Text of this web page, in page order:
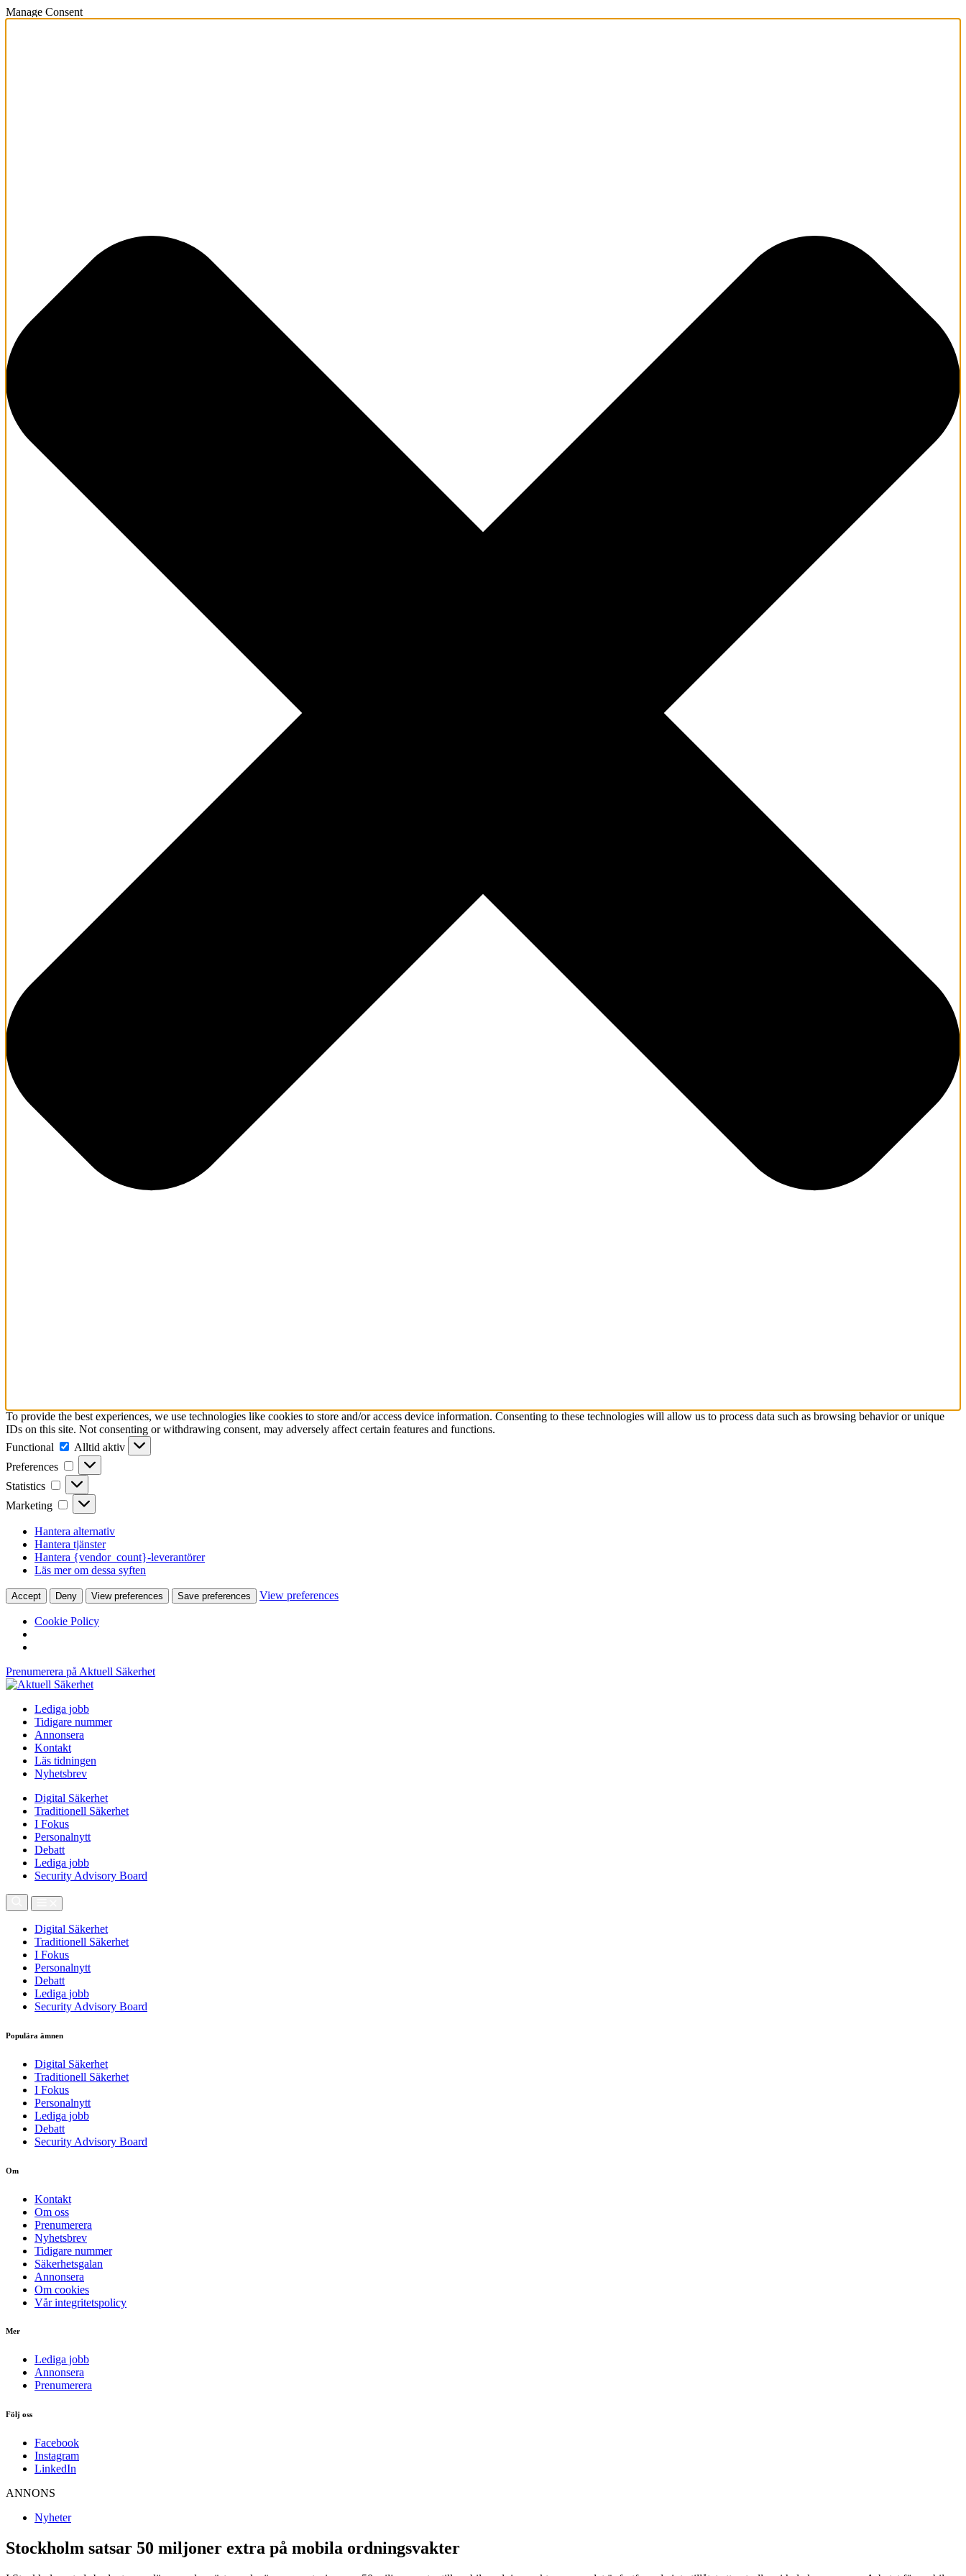
Manage Consent
To provide the best experiences, we use technologies like cookies to store and/or access device information. Consenting to these technologies will allow us to process data such as browsing behavior or unique
IDs on this site. Not consenting or withdrawing consent, may adversely affect certain features and functions.
Functional
Functional
Alltid aktiv
Preferences
Preferences
Statistics Statistics
Marketing Marketing
Hantera alternativ
Hantera tjänster
Hantera {vendor_count}-leverantörer
Läs mer om dessa syften
Accept Deny View preferences Save preferences View preferences
Cookie Policy
Prenumerera på Aktuell Säkerhet
Lediga jobb
Tidigare nummer
Annonsera
Kontakt
Läs tidningen
Nyhetsbrev
Digital Säkerhet
Traditionell Säkerhet
I Fokus
Personalnytt
Debatt
Lediga jobb
Security Advisory Board
Digital Säkerhet
Traditionell Säkerhet
I Fokus
Personalnytt
Debatt
Lediga jobb
Security Advisory Board
Populära ämnen
Digital Säkerhet
Traditionell Säkerhet
I Fokus
Personalnytt
Lediga jobb
Debatt
Security Advisory Board
Om
Kontakt
Om oss
Prenumerera
Nyhetsbrev
Tidigare nummer
Säkerhetsgalan
Annonsera
Om cookies
Vår integritetspolicy
Mer
Lediga jobb
Annonsera
Prenumerera
Följ oss
Facebook
Instagram
LinkedIn
ANNONS
Nyheter
Stockholm satsar 50 miljoner extra på mobila ordningsvakter